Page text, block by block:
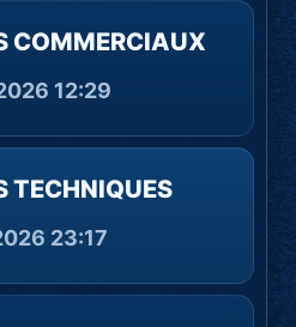
COMMERCIAUX
12:29
TECHNIQUES
23:17